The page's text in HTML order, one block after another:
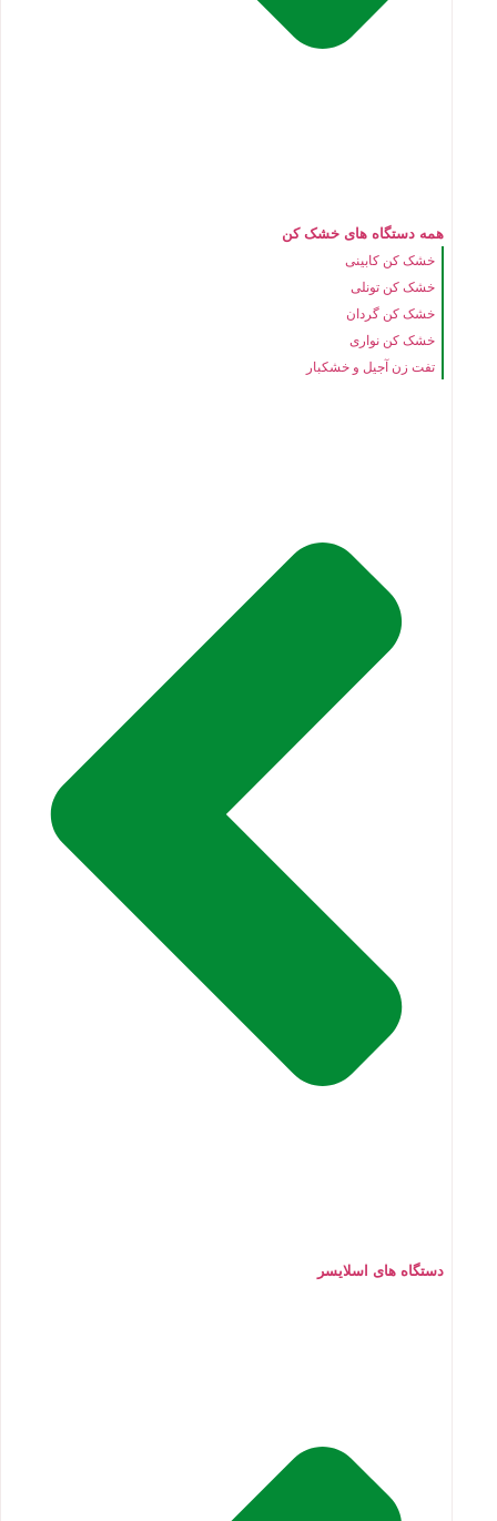
همه دستگاه های خشک کن
خشک کن کابینی
خشک کن تونلی
خشک کن گردان
خشک کن نواری
تفت زن آجیل و خشکبار
دستگاه های اسلایسر